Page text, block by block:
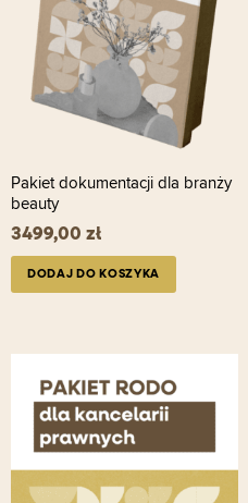
Pakiet dokumentacji dla branży
beauty
3499,00 zł
DODAJ DO KOSZYKA